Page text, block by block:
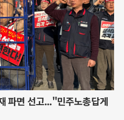
파면 선고..."민주노총답게